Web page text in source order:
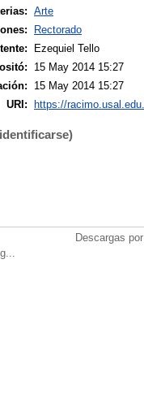
Arte
Rectorado
Ezequiel Tello
15 May 2014 15:27
15 May 2014 15:27
URI:
https://
Descargas